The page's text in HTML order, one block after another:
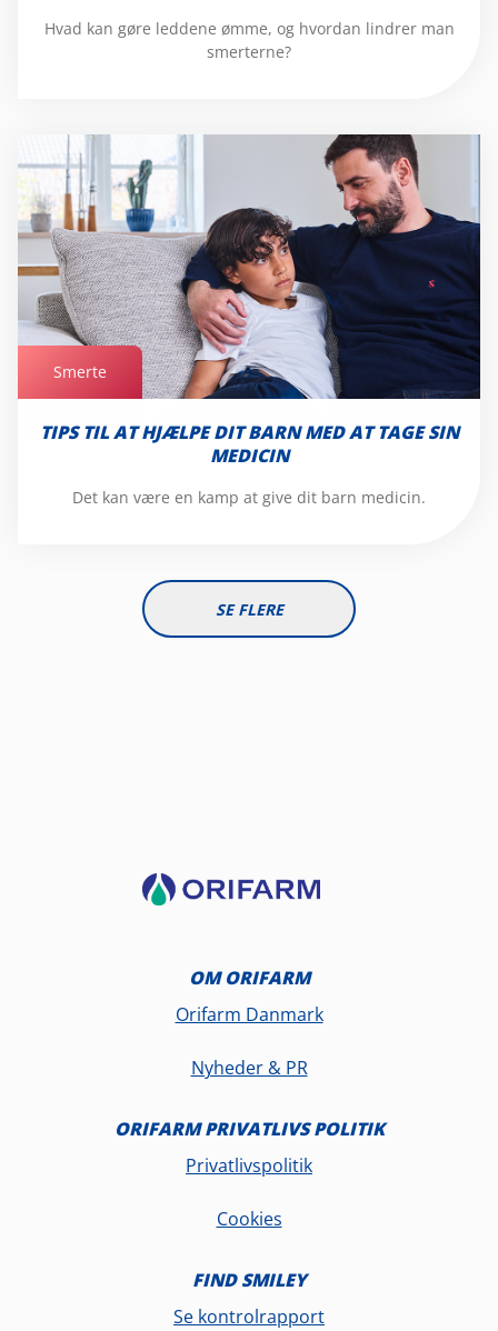
Hvad kan gøre leddene ømme, og hvordan lindrer man
smerterne?
Smerte
TIPS TIL AT HJÆLPE DIT BARN MED AT TAGE SIN
MEDICIN
Det kan være en kamp at give dit barn medicin.
SE FLERE
OM ORIFARM
Orifarm Danmark
Nyheder & PR
ORIFARM PRIVATLIVS POLITIK
Privatlivspolitik
Cookies
FIND SMILEY
Se kontrolrapport